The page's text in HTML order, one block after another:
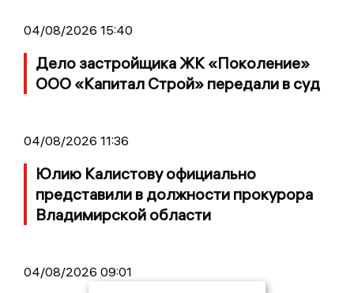
04/08/2026 15:40
Дело застройщика ЖК «Поколение»
ООО «Капитал Строй» передали в суд
04/08/2026 11:36
Юлию Калистову официально
представили в должности прокурора
Владимирской области
04/08/2026 09:01